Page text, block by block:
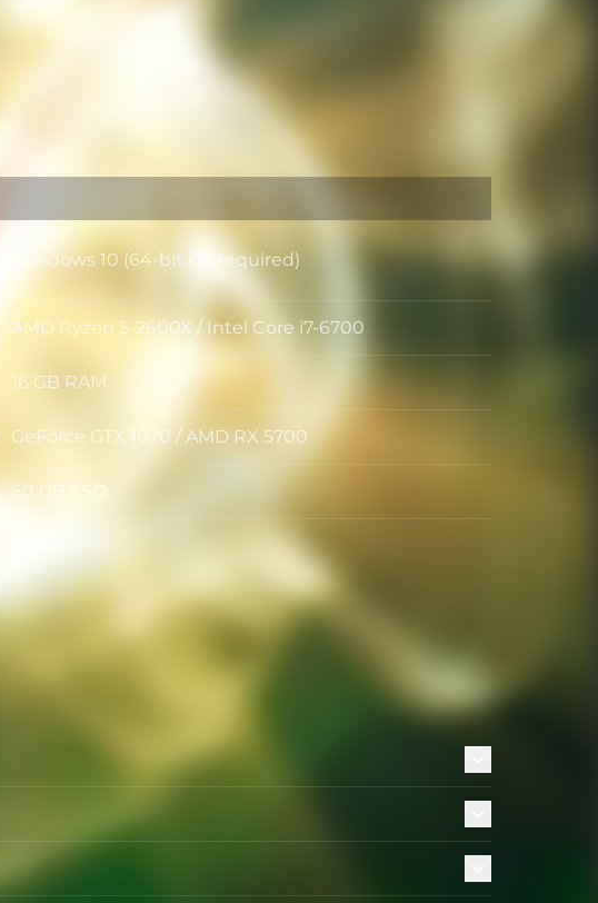
System operacyjny
Windows 10 (64-bit OS required)
Procesor
AMD Ryzen 5-2600X / Intel Core i7-6700
Pamięć
16 GB RAM
Karta graficzna
GeForce GTX 1070 / AMD RX 5700
Dysk
60 GB SSD